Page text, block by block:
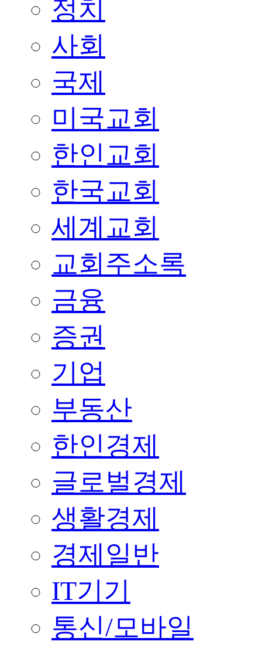
정치
사회
국제
미국교회
한인교회
한국교회
세계교회
교회주소록
금융
증권
기업
부동산
한인경제
글로벌경제
생활경제
경제일반
IT기기
통신/모바일